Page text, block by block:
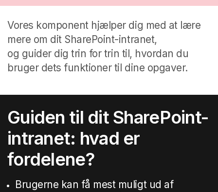
Vores komponent hjælper dig med at lære
mere om dit SharePoint-intranet,
og guider dig trin for trin til, hvordan du
bruger dets funktioner til dine opgaver.
Guiden til dit SharePoint-
intranet: hvad er
fordelene?
Brugerne kan få mest muligt ud af